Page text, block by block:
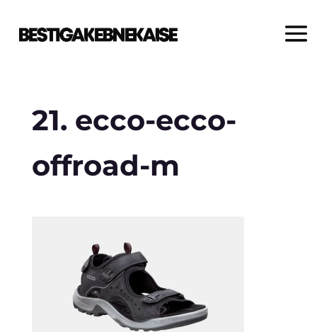
21. ecco-ecco-
offroad-m